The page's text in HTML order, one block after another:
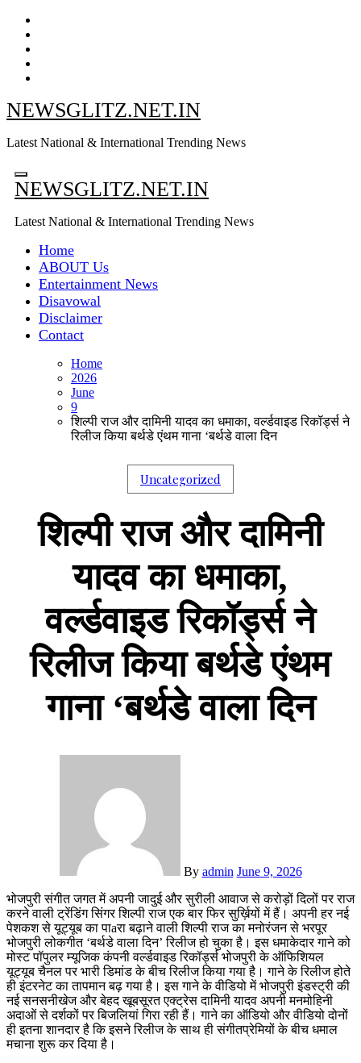
Skip
content
NEWSGLITZ.NET.IN
Latest National & International Trending News
NEWSGLITZ.NET.IN
Latest National & International Trending News
Home
ABOUT Us
Entertainment News
Disavowal
Disclaimer
Contact
Home
2026
June
9
शिल्पी राज और दामिनी यादव का धमाका, वर्ल्डवाइड रिकॉर्ड्स ने
रिलीज किया बर्थडे एंथम गाना ‘बर्थडे वाला दिन
Uncategorized
शिल्पी राज और दामिनी
यादव का धमाका,
वर्ल्डवाइड रिकॉर्ड्स ने
रिलीज किया बर्थडे एंथम
गाना ‘बर्थडे वाला दिन
By admin June 9, 2026
भोजपुरी संगीत जगत में अपनी जादुई और सुरीली आवाज से करोड़ों दिलों पर राज
करने वाली ट्रेंडिंग सिंगर शिल्पी राज एक बार फिर सुर्ख़ियों में हैं। अपनी हर नई
पेशकश से यूट्यूब का पाaरा बढ़ाने वाली शिल्पी राज का मनोरंजन से भरपूर
भोजपुरी लोकगीत ‘बर्थडे वाला दिन’ रिलीज हो चुका है। इस धमाकेदार गाने को
मोस्ट पॉपुलर म्यूजिक कंपनी वर्ल्डवाइड रिकॉर्ड्स भोजपुरी के ऑफिशियल
यूट्यूब चैनल पर भारी डिमांड के बीच रिलीज किया गया है। गाने के रिलीज होते
ही इंटरनेट का तापमान बढ़ गया है। इस गाने के वीडियो में भोजपुरी इंडस्ट्री की
नई सनसनीखेज और बेहद खूबसूरत एक्ट्रेस दामिनी यादव अपनी मनमोहिनी
अदाओं से दर्शकों पर बिजलियां गिरा रही हैं। गाने का ऑडियो और वीडियो दोनों
ही इतना शानदार है कि इसने रिलीज के साथ ही संगीतप्रेमियों के बीच धमाल
मचाना शुरू कर दिया है।